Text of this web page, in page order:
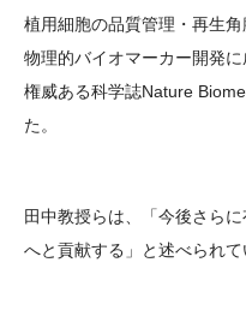
年報一覧
科学教育振興助成・
次世代理系人材育成
サイトマップ
日本語
植用細胞の品質管理・再生
物理的バイオマーカー開発
権威ある科学誌Nature
た。
田中教授らは、「今後さら
へと貢献する」と述べられて